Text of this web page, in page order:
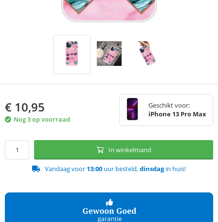
€ 10,95
Nog 3 op voorraad
Geschikt voor:
iPhone 13 Pro Max
In winkelmand
Vandaag voor 13:00 uur besteld,dinsdagin huis!